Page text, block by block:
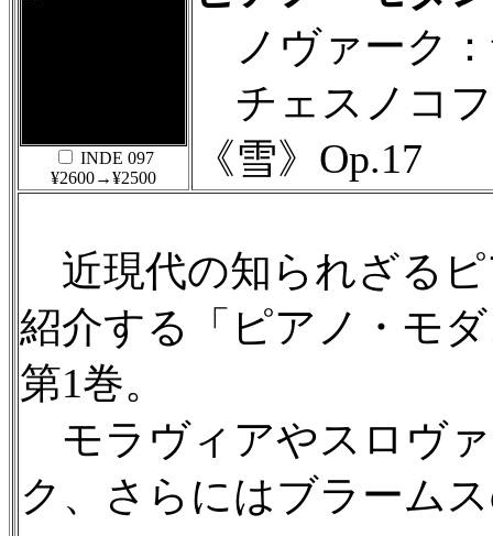
INDE 097
¥2600→¥2500
ノヴァーク
チェスノコ
《雪》Op.17
近現代の知られざる
紹介する「ピアノ・モ
第1巻。
モラヴィアやスロヴ
ク、さらにはブラーム